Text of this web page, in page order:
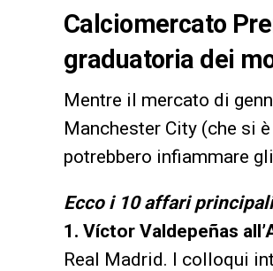
Calciomercato
graduatoria dei
Mentre il mercato di
Manchester City (che si
potrebbero infiammare
Ecco i 10 affari
1. Víctor Valdepeñas
Real Madrid. I colloqui